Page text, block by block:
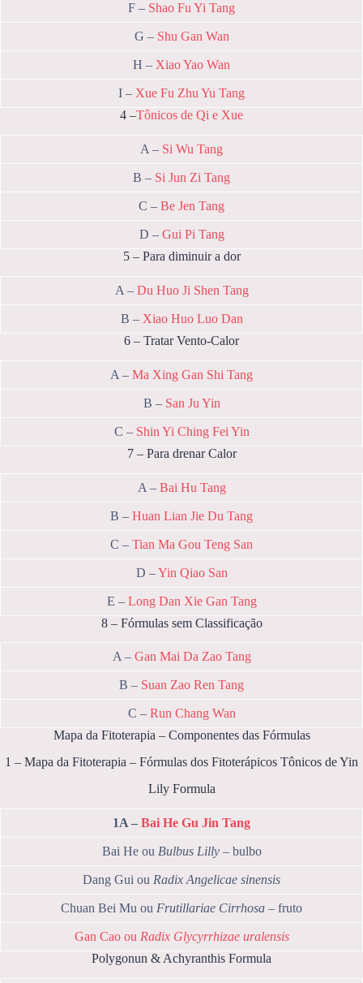
F – Shao Fu Yi Tang
G – Shu Gan Wan
H – Xiao Yao Wan
I – Xue Fu Zhu Yu Tang
4 –Tônicos de Qi e Xue
A – Si Wu Tang
B – Si Jun Zi Tang
C – Be Jen Tang
D – Gui Pi Tang
5 – Para diminuir a dor
A – Du Huo Ji Shen Tang
B – Xiao Huo Luo Dan
6 – Tratar Vento-Calor
A – Ma Xing Gan Shi Tang
B – San Ju Yin
C – Shin Yi Ching Fei Yin
7 – Para drenar Calor
A – Bai Hu Tang
B – Huan Lian Jie Du Tang
C – Tian Ma Gou Teng San
D –Yin Qiao San
E – Long Dan Xie Gan Tang
8 – Fórmulas sem Classificação
A – Gan Mai Da Zao Tang
B – Suan Zao Ren Tang
C – Run Chang Wan
Mapa da Fitoterapia – Componentes das Fórmulas
1 – Mapa da Fitoterapia – Fórmulas dos Fitoterápicos Tônicos de Yin
Lily Formula
1A – Bai He Gu Jin Tang
Bai He ou Bulbus Lilly– bulbo
Dang Gui ou Radix Angelicae sinensis
Chuan Bei Mu ou Frutillariae Cirrhosa – fruto
Gan Cao ou Radix Glycyrrhizae uralensis
Polygonun & Achyranthis Formula